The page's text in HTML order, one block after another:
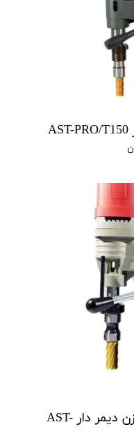
دستگاه دریل مگنت قلاویز زن دیمر‌ دار AST-